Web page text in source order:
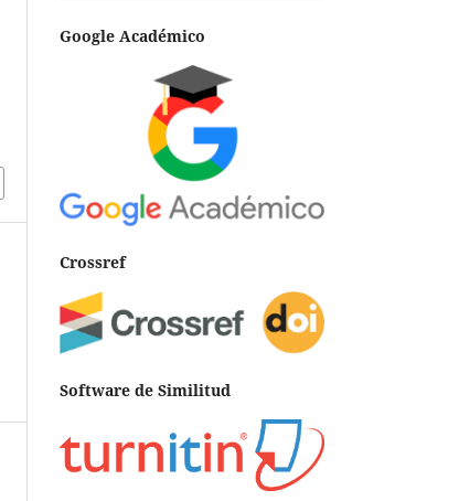
Google Académico
Crossref
Software de Similitud